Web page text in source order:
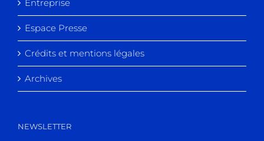
Entreprise
Espace Presse
Crédits et mentions légales
Archives
NEWSLETTER